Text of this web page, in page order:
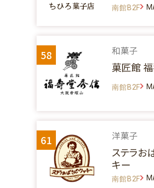
南館B2F
58 和菓子
菓匠館
南館B2F
61 洋菓子
ステラお
キー
南館B2F